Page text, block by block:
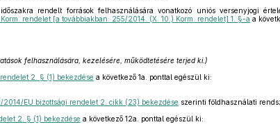
rendelt források felhasználására vonatkozó uniós versenyjogi
rendelet [a továbbiakban: 255/2014. (X. 10.) Korm. rendelet] 1. §-a a
felhasználására, kezelésére, működtetésére terjed ki.)
2. § (1) bekezdése a következő 1a. ponttal egészül ki:
2014/EU bizottsági rendelet 2. cikk (23) bekezdése szerinti földhasználati
2. § (1) bekezdése a következő 12a. ponttal egészül ki: